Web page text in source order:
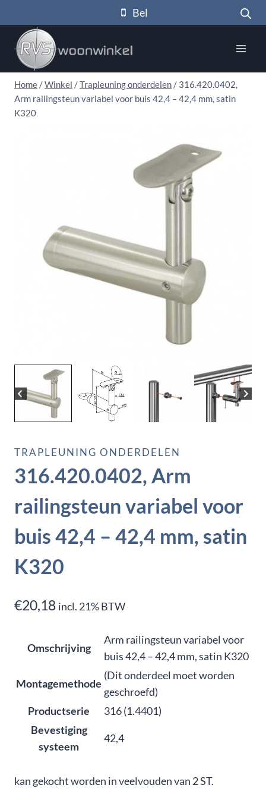
naar
inhoud
Bel
Home /Winkel /Trapleuning onderdelen / 316.420.0402,
Arm railingsteun variabel voor buis 42,4 – 42,4 mm, satin
K320
TRAPLEUNING ONDERDELEN
316.420.0402, Arm
railingsteun variabel voor
buis 42,4 – 42,4 mm, satin
K320
€20,18 incl. 21% BTW
Omschrijving
Arm railingsteun variabel voor
buis 42,4 – 42,4 mm, satin K320
Montagemethode
(Dit onderdeel moet worden
geschroefd)
Productserie
316 (1.4401)
Bevestiging
systeem
42,4
kan gekocht worden in veelvouden van 2 ST.